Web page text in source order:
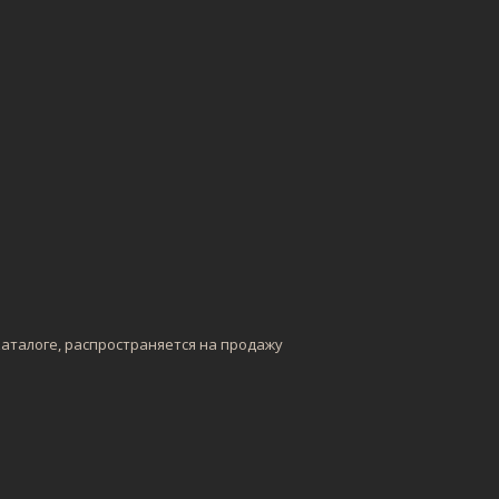
распространяется на продажу